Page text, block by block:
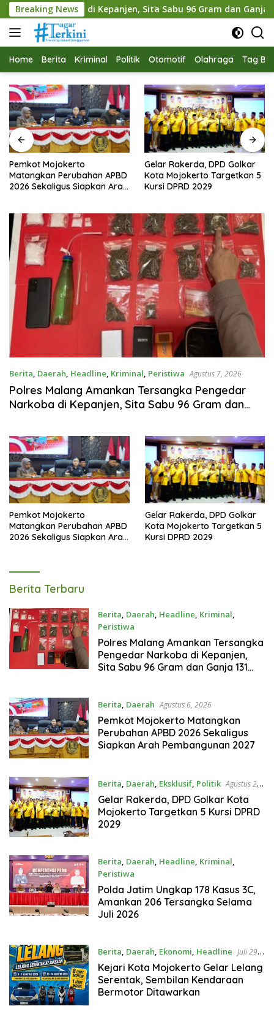
Langsung
ke
konten
Breaking News
Sita Sabu 96 Gram dan Ganja 131 Gram
Home Berita Kriminal Politik Otomotif Olahraga Tag
Pemkot Mojokerto
Matangkan Perubahan APBD
2026 Sekaligus Siapkan Arah
Gelar Rakerda, DPD Golkar
Kota Mojokerto Targetkan 5
Kursi DPRD 2029
Berita, Daerah, Headline, Kriminal, Peristiwa Agustus 7, 2026
Polres Malang Amankan Tersangka Pengedar
Narkoba di Kepanjen, Sita Sabu 96 Gram dan
Pemkot Mojokerto
Matangkan Perubahan APBD
2026 Sekaligus Siapkan Arah
Gelar Rakerda, DPD Golkar
Kota Mojokerto Targetkan 5
Kursi DPRD 2029
Tagarterkini
Berita Terbaru
Berita, Daerah, Headline, Kriminal,
Peristiwa
Agustus 7, 2026
Polres Malang Amankan Tersangka
Pengedar Narkoba di Kepanjen,
Sita Sabu 96 Gram dan Ganja 131
Berita, Daerah Agustus 6, 2026
Pemkot Mojokerto Matangkan
Perubahan APBD 2026 Sekaligus
Siapkan Arah Pembangunan 2027
Berita, Daerah, Eksklusif, Politik Agustus 2,
2026
Gelar Rakerda, DPD Golkar Kota
Mojokerto Targetkan 5 Kursi DPRD
2029
Berita, Daerah, Headline, Kriminal,
Peristiwa
Agustus 1, 2026
Polda Jatim Ungkap 178 Kasus 3C,
Amankan 206 Tersangka Selama
Juli 2026
Berita, Daerah, Ekonomi, Headline Juli 29,
2026
Kejari Kota Mojokerto Gelar Lelang
Serentak, Sembilan Kendaraan
Bermotor Ditawarkan